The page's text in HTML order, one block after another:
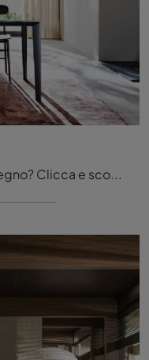
Cerchi una sedia da pranzo in legno? Clicca e scopri il modello Woody di Molteni & C per ultimare i tuoi locali al meglio.